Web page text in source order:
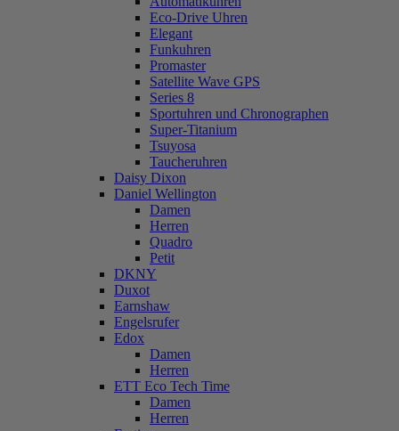
Eco-Drive Uhren
Elegant
Funkuhren
Promaster
Satellite Wave GPS
Series 8
Sportuhren und Chronographen
Super-Titanium
Tsuyosa
Taucheruhren
Daisy Dixon
Daniel Wellington
Damen
Herren
Quadro
Petit
DKNY
Duxot
Earnshaw
Engelsrufer
Edox
Damen
Herren
ETT Eco Tech Time
Damen
Herren